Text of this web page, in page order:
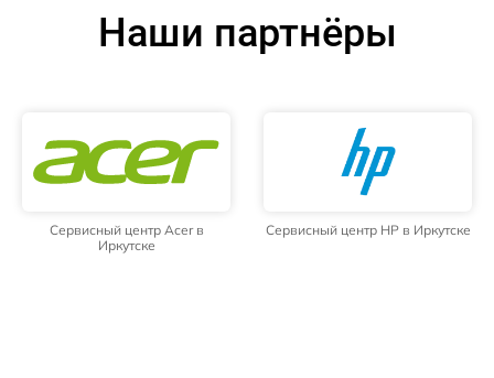
Наши партнёры
Сервисный центр Acer в
Иркутске
Сервисный центр HP в Иркутске